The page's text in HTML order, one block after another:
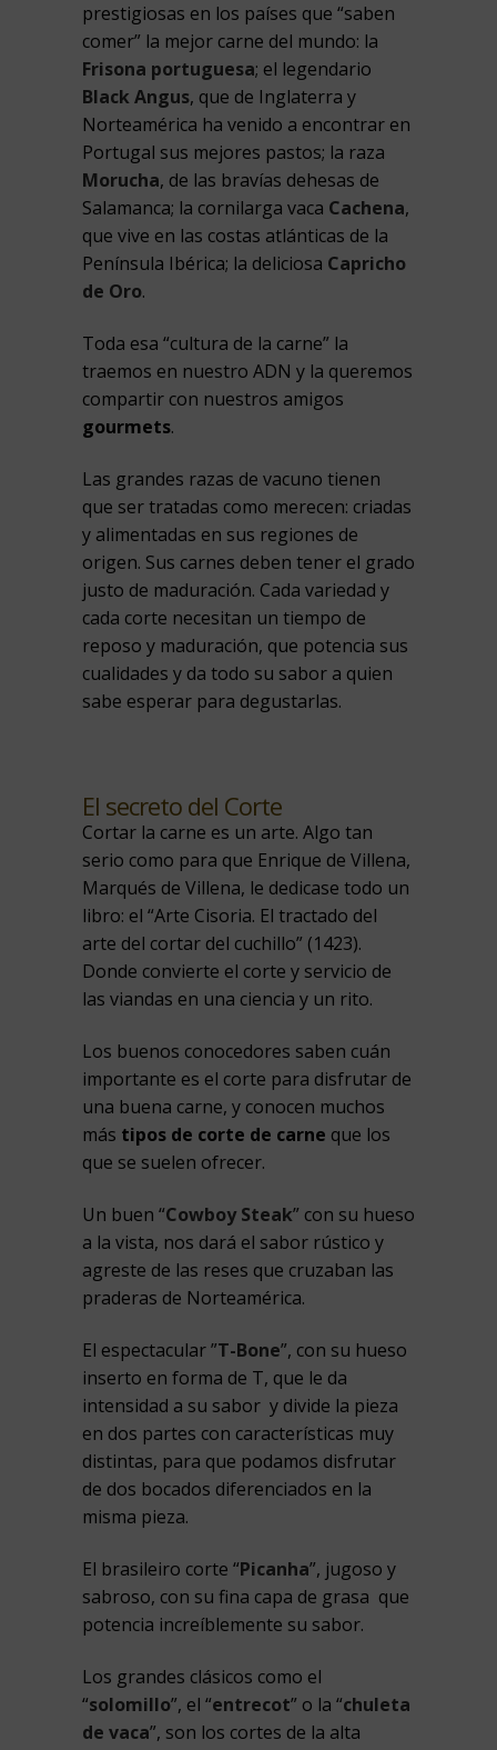
prestigiosas en los países que “saben
comer” la mejor carne del mundo: la
Frisona portuguesa; el legendario
Black Angus, que de Inglaterra y
Norteamérica ha venido a encontrar en
Portugal sus mejores pastos; la raza
Morucha, de las bravías dehesas de
Salamanca; la cornilarga vaca Cachena,
que vive en las costas atlánticas de la
Península Ibérica; la deliciosa Capricho
de Oro.
Toda esa “cultura de la carne” la
traemos en nuestro ADN y la queremos
compartir con nuestros amigos
gourmets.
Las grandes razas de vacuno tienen
que ser tratadas como merecen: criadas
y alimentadas en sus regiones de
origen. Sus carnes deben tener el grado
justo de maduración. Cada variedad y
cada corte necesitan un tiempo de
reposo y maduración, que potencia sus
cualidades y da todo su sabor a quien
sabe esperar para degustarlas.
El secreto del Corte
Cortar la carne es un arte. Algo tan
serio como para que Enrique de Villena,
Marqués de Villena, le dedicase todo un
libro: el “Arte Cisoria. El tractado del
arte del cortar del cuchillo” (1423).
Donde convierte el corte y servicio de
las viandas en una ciencia y un rito.
Los buenos conocedores saben cuán
importante es el corte para disfrutar de
una buena carne, y conocen muchos
más tipos de corte de carne que los
que se suelen ofrecer.
Un buen “Cowboy Steak” con su hueso
a la vista, nos dará el sabor rústico y
agreste de las reses que cruzaban las
praderas de Norteamérica.
El espectacular ”T-Bone”, con su hueso
inserto en forma de T, que le da
intensidad a su sabor y divide la pieza
en dos partes con características muy
distintas, para que podamos disfrutar
de dos bocados diferenciados en la
misma pieza.
El brasileiro corte “Picanha”, jugoso y
sabroso, con su fina capa de grasa que
potencia increíblemente su sabor.
Los grandes clásicos como el
“solomillo”, el “entrecot” o la “chuleta
de vaca”, son los cortes de la alta